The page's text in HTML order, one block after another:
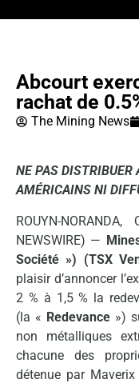
Abcourt
rachat de
The Mining News
NE PAS DISTRIBUER
AMÉRICAINS NI
ROUYN-
NEWSWIRE) —
Société ») (TSX
plaisir d’annoncer
2 % à 1,5 % la
(la « Redevance »)
non métalliques
chacune des
détenue par